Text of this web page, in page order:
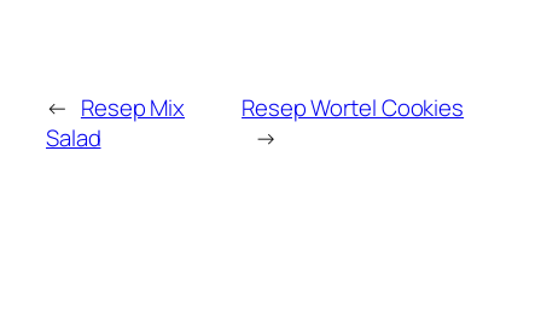
← Resep Mix
Salad
Resep Wortel Cookies
→